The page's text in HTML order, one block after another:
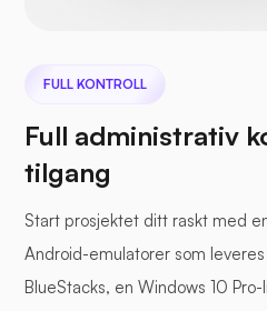
FULL KONTROLL
Full administrativ
tilgang
Start prosjektet ditt raskt med
Android-emulatorer som
BlueStacks, en Windows 10